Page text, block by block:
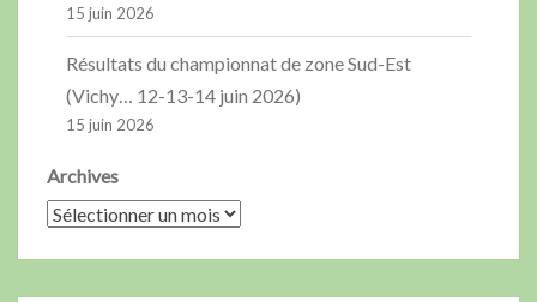
15 juin 2026
Résultats du championnat de zone Sud-Est
(Vichy… 12-13-14 juin 2026)
15 juin 2026
Archives